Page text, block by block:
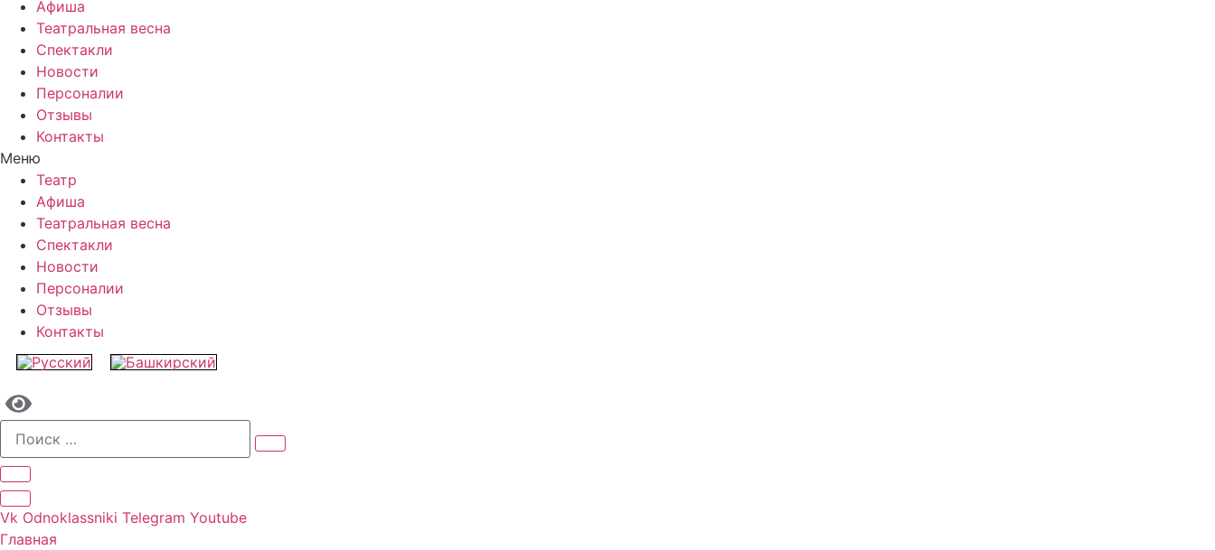
Афиша
Театральная весна
Спектакли
Новости
Персоналии
Отзывы
Контакты
Меню
Театр
Афиша
Театральная весна
Спектакли
Новости
Персоналии
Отзывы
Контакты
Vk Odnoklassniki Telegram Youtube
Главная